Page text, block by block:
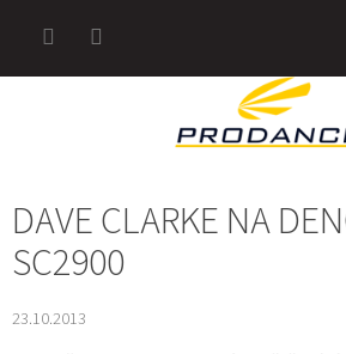
DAVE CLARKE NA
SC2900
23.10.2013